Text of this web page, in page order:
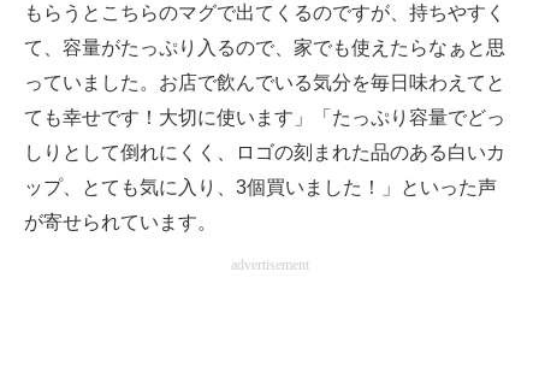
もらうとこちらのマグで出てくるのですが、持ちやすく
て、容量がたっぷり入るので、家でも使えたらなぁと思
っていました。お店で飲んでいる気分を毎日味わえてと
ても幸せです！大切に使います」「たっぷり容量でどっ
しりとして倒れにくく、ロゴの刻まれた品のある白いカ
ップ、とても気に入り、3個買いました！」といった声
が寄せられています。
advertisement